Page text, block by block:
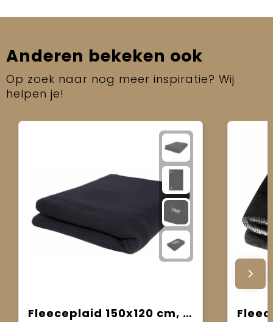
Anderen bekeken ook
Op zoek naar nog meer inspiratie? Wij
helpen je!
Fleeceplaid 150x120 cm, 200 gr/m²